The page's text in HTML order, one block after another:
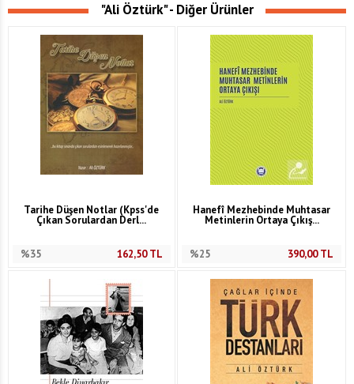
"Ali Öztürk" - Diğer Ürünler
Tarihe Düşen Notlar (Kpss'de
Çıkan Sorulardan Derl...
%35 162,50TL
Hanefî Mezhebinde Muhtasar
Metinlerin Ortaya Çıkış...
%25 390,00TL